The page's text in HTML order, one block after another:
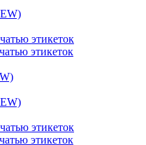
этикеток
этикеток
этикеток
этикеток